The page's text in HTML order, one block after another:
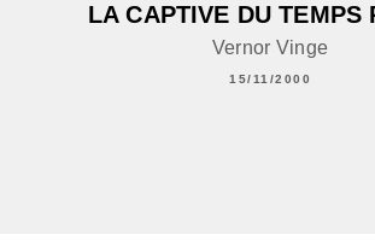
LA CAPTIVE DU TEMPS
Vernor Vinge
15/11/2000